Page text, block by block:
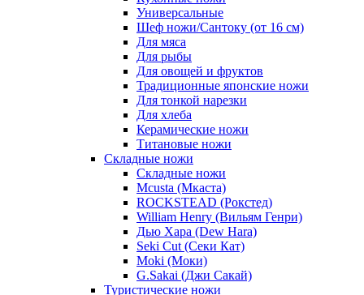
Универсальные
Шеф ножи/Сантоку (от 16 см)
Для мяса
Для рыбы
Для овощей и фруктов
Традиционные японские ножи
Для тонкой нарезки
Для хлеба
Керамические ножи
Титановые ножи
Складные ножи
Складные ножи
Mcusta (Мкаста)
ROCKSTEAD (Рокстед)
William Henry (Вильям Генри)
Дью Хара (Dew Hara)
Seki Cut (Секи Кат)
Moki (Моки)
G.Sakai (Джи Сакай)
Туристические ножи